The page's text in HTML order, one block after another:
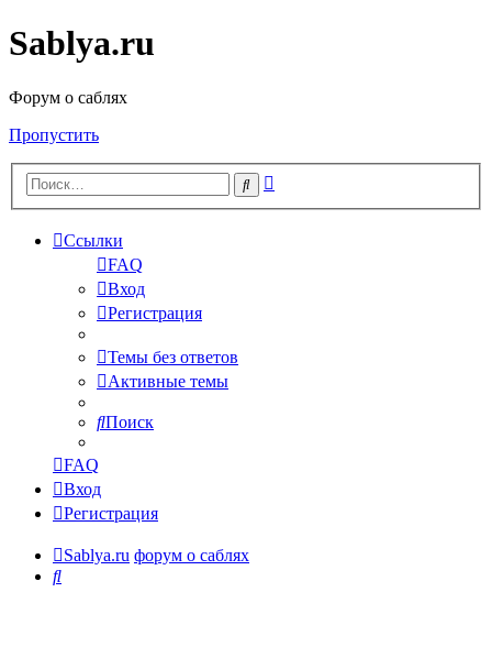
Sablya.ru
Форум о саблях
Пропустить
Поиск
Ссылки
FAQ
Вход
Регистрация
Темы без ответов
Активные темы
Поиск
FAQ
Вход
Регистрация
Sablya.ru форум о саблях
Поиск